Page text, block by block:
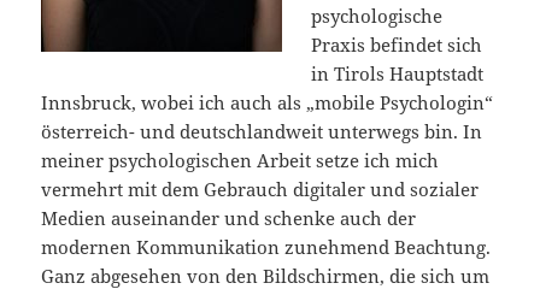
psychologische
Praxis befindet sich
in Tirols Hauptstadt
Innsbruck, wobei ich auch als „mobile Psychologin“
österreich- und deutschlandweit unterwegs bin. In
meiner psychologischen Arbeit setze ich mich
vermehrt mit dem Gebrauch digitaler und sozialer
Medien auseinander und schenke auch der
modernen Kommunikation zunehmend Beachtung.
Ganz abgesehen von den Bildschirmen, die sich um